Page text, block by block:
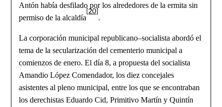
Antón había desfilado por los alrededores de la ermita sin
permiso de la alcaldía
[20]
.
La corporación municipal republicano–socialista abordó el
tema de la secularización del cementerio municipal a
comienzos de enero. El día 8, a propuesta del socialista
Amandio López Comendador, los diez concejales
asistentes al pleno municipal, entre los que se encontraban
los derechistas Eduardo Cid, Primitivo Martín y Quintín